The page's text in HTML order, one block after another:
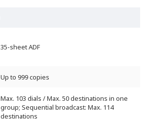
35-sheet ADF
Up to 999 copies
Max. 103 dials / Max. 50 destinations in one
group; Sequential broadcast: Max. 114
destinations